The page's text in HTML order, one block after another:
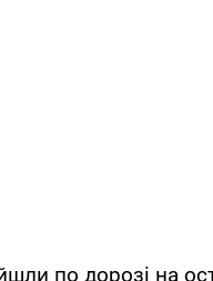
по дорозі на